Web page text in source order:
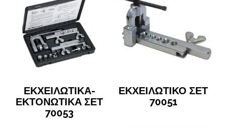
ΕΚΧΕΙΛΩΤΙΚΑ-
ΕΚΤΟΝΩΤΙΚΑ ΣΕΤ
70053
ΕΚΧΕΙΛΩΤΙΚΟ ΣΕΤ
70051